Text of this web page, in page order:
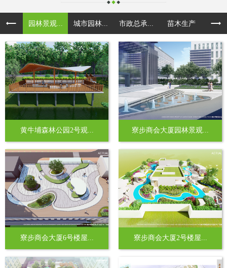
园林景观... 城市园林... 市政总承... 苗木生产
黄牛埔森林公园2号观... 寮步商会大厦园林景观...
寮步商会大厦6号楼屋... 寮步商会大厦2号楼屋...